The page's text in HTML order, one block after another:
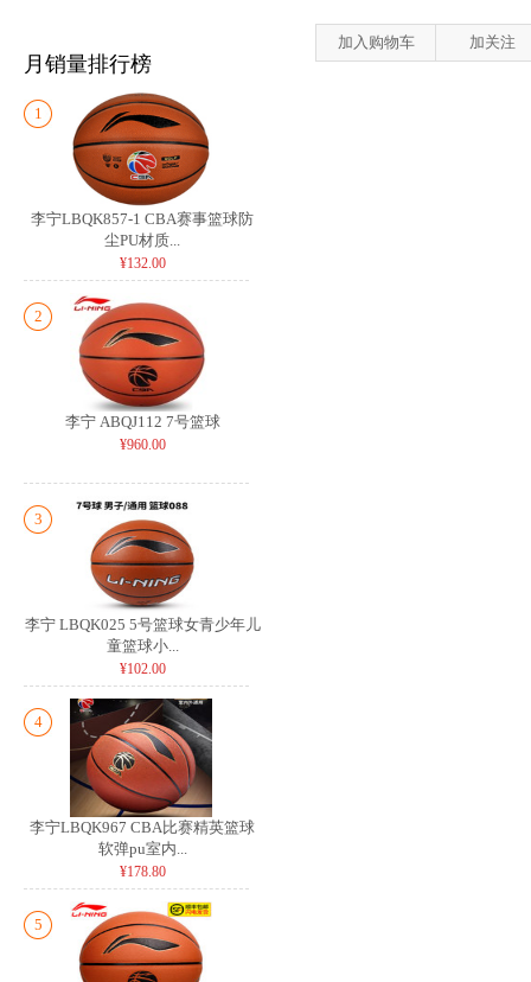
月销量排行榜
1
李宁LBQK857-1 CBA赛事篮球防
尘PU材质...
¥132.00
2
李宁 ABQJ112 7号篮球
¥960.00
3
李宁 LBQK025 5号篮球女青少年儿
童篮球小...
¥102.00
4
李宁LBQK967 CBA比赛精英篮球
软弹pu室内...
¥178.80
5
加入购物车 加关注